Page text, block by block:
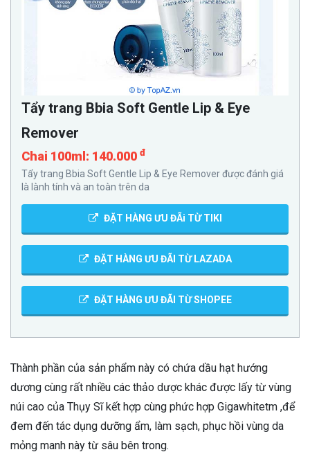
Tẩy trang Bbia Soft Gentle Lip & Eye
Remover
Chai 100ml: 140.000 đ
Tẩy trang Bbia Soft Gentle Lip & Eye Remover được đánh giá
là lành tính và an toàn trên da
ĐẶT HÀNG ƯU ĐÃi TỪ TIKI
ĐẶT HÀNG ƯU ĐÃI TỪ LAZADA
ĐẶT HÀNG ƯU ĐÃI TỪ SHOPEE
Thành phần của sản phẩm này có chứa dầu hạt hướng
dương cùng rất nhiều các thảo dược khác được lấy từ vùng
núi cao của Thụy Sĩ kết hợp cùng phức hợp Gigawhitetm ,để
đem đến tác dụng dưỡng ẩm, làm sạch, phục hồi vùng da
mỏng manh này từ sâu bên trong.